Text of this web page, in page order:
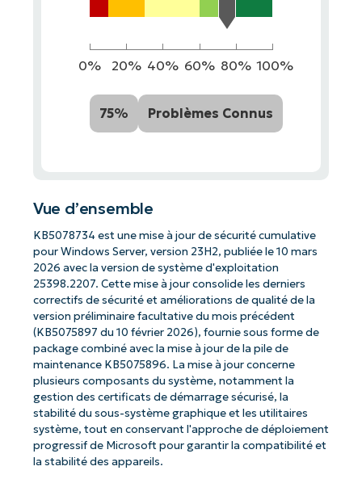
0% 20% 40% 60% 80% 100%
75% Problèmes Connus
Vue d’ensemble
KB5078734 est une mise à jour de sécurité cumulative
pour Windows Server, version 23H2, publiée le 10 mars
2026 avec la version de système d'exploitation
25398.2207. Cette mise à jour consolide les derniers
correctifs de sécurité et améliorations de qualité de la
version préliminaire facultative du mois précédent
(KB5075897 du 10 février 2026), fournie sous forme de
package combiné avec la mise à jour de la pile de
maintenance KB5075896. La mise à jour concerne
plusieurs composants du système, notamment la
gestion des certificats de démarrage sécurisé, la
stabilité du sous-système graphique et les utilitaires
système, tout en conservant l'approche de déploiement
progressif de Microsoft pour garantir la compatibilité et
la stabilité des appareils.